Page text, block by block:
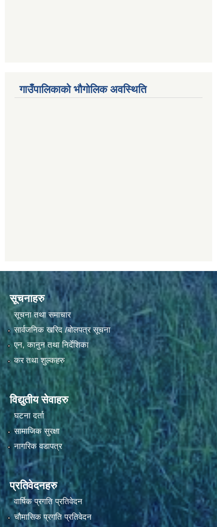
गाउँपालिकाको भौगोलिक अवस्थिति
सूचनाहरु
सूचना तथा समाचार
सार्वजनिक खरिद /बोलपत्र सूचना
एन, कानुन तथा निर्देशिका
कर तथा शुल्कहरु
विद्युतीय सेवाहरु
घटना दर्ता
सामाजिक सुरक्षा
नागरिक वडापत्र
प्रतिवेदनहरु
वार्षिक प्रगति प्रतिवेदन
चौमासिक प्रगति प्रतिवेदन